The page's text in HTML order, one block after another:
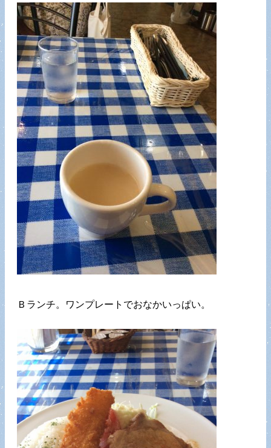
Ｂランチ。ワンプレートでおなかいっぱい。